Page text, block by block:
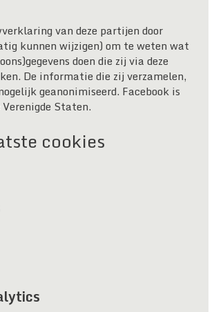
van deze partijen door
kunnen wijzigen) om te weten wat
doen die zij via deze
De informatie die zij verzamelen,
geanonimiseerd. Facebook is
Staten.
cookies